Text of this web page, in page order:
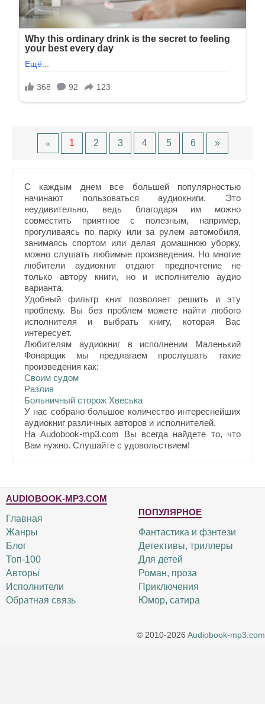
« 1 2 3 4 5 6 »
С каждым днем все большей популярностью
начинают пользоваться аудиокниги. Это
неудивительно, ведь благодаря им можно
совместить приятное с полезным, например,
прогуливаясь по парку или за рулем автомобиля,
занимаясь спортом или делая домашнюю уборку,
можно слушать любимые произведения. Но многие
любители аудиокниг отдают предпочтение не
только автору книги, но и исполнителю аудио
варианта.
Удобный фильтр книг позволяет решить и эту
проблему. Вы без проблем можете найти любого
исполнителя и выбрать книгу, которая Вас
интересует.
Любителям аудиокниг в исполнении Маленький
Фонарщик мы предлагаем прослушать такие
произведения как:
Своим судом
Разлив
Больничный сторож Хвеська
У нас собрано большое количество интереснейших
аудиокниг различных авторов и исполнителей.
На Audobook-mp3.com Вы всегда найдете то, что
Вам нужно. Слушайте с удовольствием!
AUDIOBOOK-MP3.COM
Главная
Жанры
Блог
Топ-100
Авторы
Исполнители
Обратная связь
ПОПУЛЯРНОЕ
Фантастика и фэнтези
Детективы, триллеры
Для детей
Роман, проза
Приключения
Юмор, сатира
© 2010-2026 Audiobook-mp3.com